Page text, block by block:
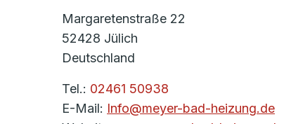
Margaretenstraße 22
52428 Jülich
Deutschland
Tel.: 02461 50938
E-Mail: Info@meyer-bad-heizung.de